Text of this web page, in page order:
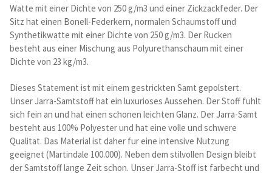
Watte mit einer Dichte von 250 g/m3 und einer Zickzackfeder. Der
Sitz hat einen Bonell-Federkern, normalen Schaumstoff und
Synthetikwatte mit einer Dichte von 250 g/m3. Der Rucken
besteht aus einer Mischung aus Polyurethanschaum mit einer
Dichte von 23 kg/m3.
Dieses Statement ist mit einem gestrickten Samt gepolstert.
Unser Jarra-Samtstoff hat ein luxurioses Aussehen. Der Stoff fuhlt
sich fein an und hat einen schonen leichten Glanz. Der Jarra-Samt
besteht aus 100% Polyester und hat eine volle und schwere
Qualitat. Das Material ist daher fur eine intensive Nutzung
geeignet (Martindale 100.000). Neben dem stilvollen Design bleibt
der Samtstoff lange Zeit schon. Unser Jarra-Stoff ist farbecht und